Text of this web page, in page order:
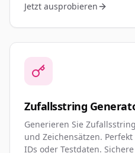
Jetzt ausprobieren
Zufallsstring
Generieren Sie
und Zeichensätzen.
IDs oder Testdaten.